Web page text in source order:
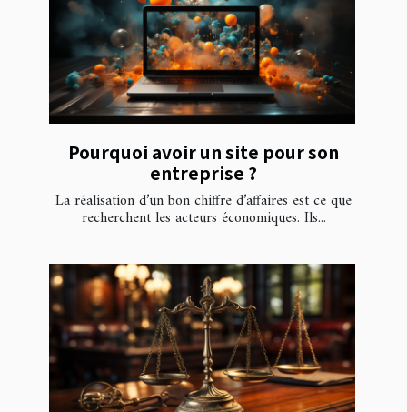
Pourquoi avoir un site pour son
entreprise ?
La réalisation d’un bon chiffre d’affaires est ce que
recherchent les acteurs économiques. Ils...